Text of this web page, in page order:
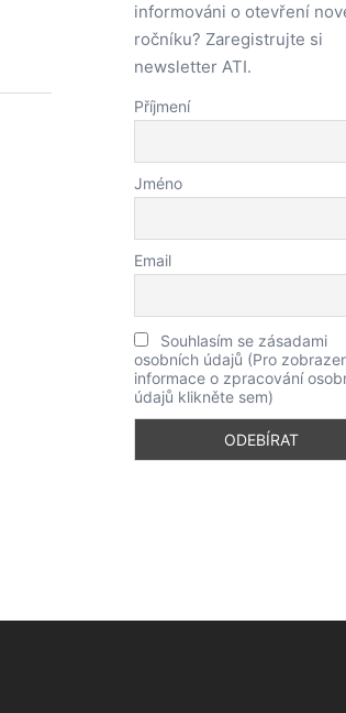
informováni o otevření
ročníku? Zaregistrujte si
newsletter ATI.
Příjmení
Jméno
Email
Souhlasím se zásadami
osobních údajů (Pro
informace o zpracování
údajů klikněte sem)